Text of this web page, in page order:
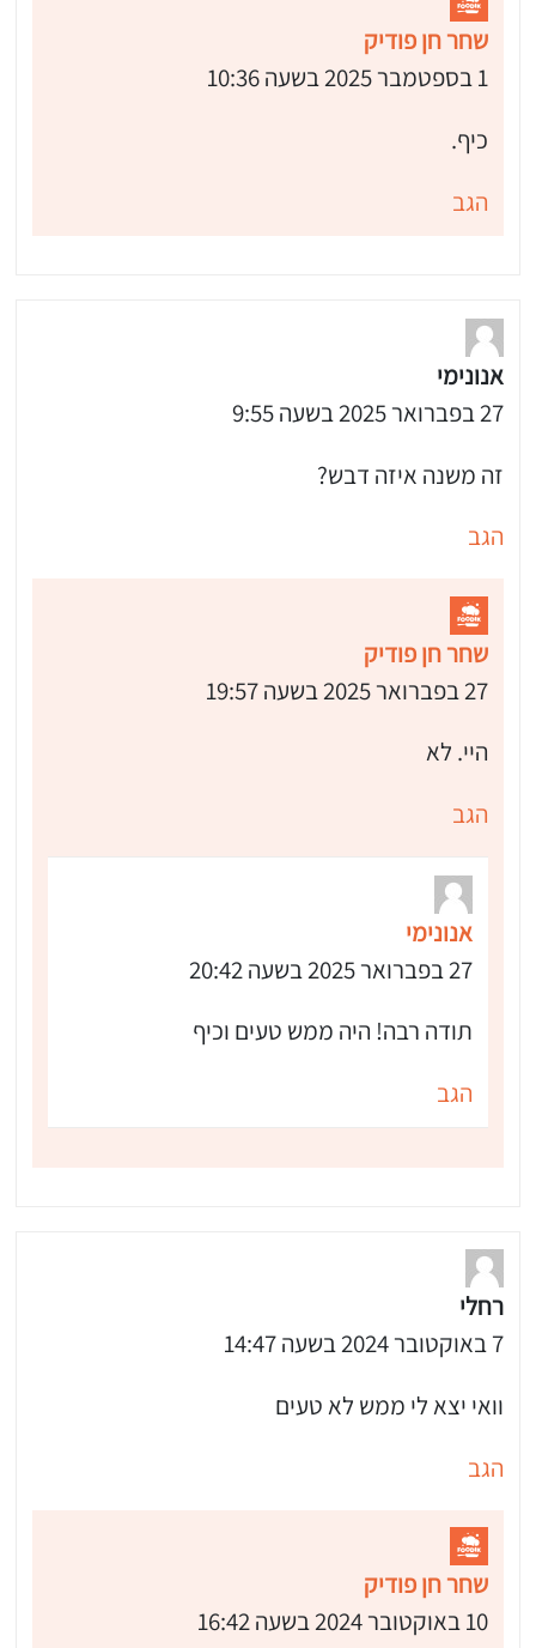
שחר חן פודיק
1 בספטמבר 2025 בשעה 10:36
כיף.
הגב
אנונימי
27 בפברואר 2025 בשעה 9:55
זה משנה איזה דבש?
הגב
שחר חן פודיק
27 בפברואר 2025 בשעה 19:57
היי. לא
הגב
אנונימי
27 בפברואר 2025 בשעה 20:42
תודה רבה! היה ממש טעים וכיף
הגב
רחלי
7 באוקטובר 2024 בשעה 14:47
וואי יצא לי ממש לא טעים
הגב
שחר חן פודיק
10 באוקטובר 2024 בשעה 16:42